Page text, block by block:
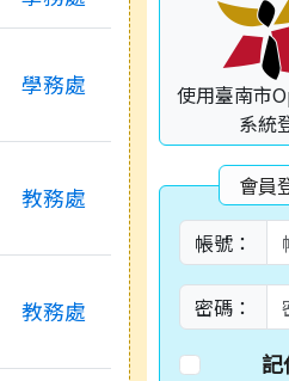
學務處
教務處
教務處
使用臺南市
系統
會員
帳號：
密碼：
記